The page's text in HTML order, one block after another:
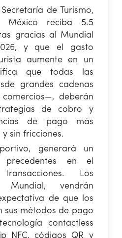
de Turismo,
México reciba 5.5
gracias al Mundial
y que el gasto
aumente en un
que todas las
grandes cadenas
deberán
de cobro y
de pago más
sin fricciones.
generará un
precedentes en el
Los
Mundial, vendrán
de que los
sus métodos de pago
contactless
NFC, códigos QR y